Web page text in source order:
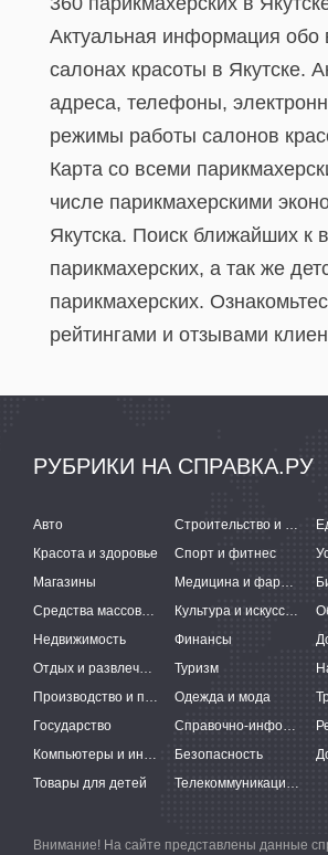
Актуальная информация обо
салонах красоты в Якутске.
адреса, телефоны,
режимы работы салонов
Карта со всеми
числе парикмахерскими
Якутска. Поиск ближайших к
парикмахерских, а так же
парикмахерских.
рейтингами и отзывами
РУБРИКИ НА СПРАВКА.РУ
Авто Строительство и ремонт
Красота и здоровье
Спорт и фитнес
Магазины
Медицина и фармацевтика
Средства массовой информации
Культура и искусство
Недвижимость
Финансы
Отдых и развлечения
Туризм
Производство и поставки
Одежда и мода
Государство
Справочно-информационные системы
Компьютеры и интернет
Безопасность
Товары для детей
Телекоммуникации и связь
Внимание! На сайте представлены данные